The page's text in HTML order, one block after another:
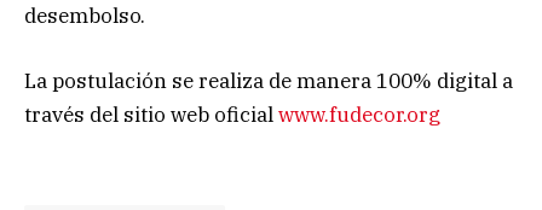
desembolso.
La postulación se realiza de manera 100% digital a
través del sitio web oficialwww.fudecor.org